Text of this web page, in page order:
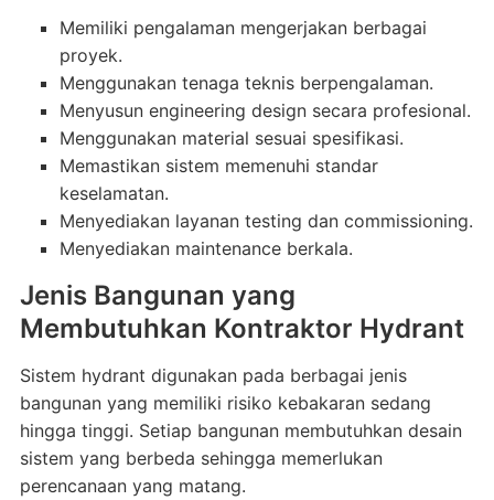
Memiliki pengalaman mengerjakan berbagai
proyek.
Menggunakan tenaga teknis berpengalaman.
Menyusun engineering design secara profesional.
Menggunakan material sesuai spesifikasi.
Memastikan sistem memenuhi standar
keselamatan.
Menyediakan layanan testing dan commissioning.
Menyediakan maintenance berkala.
Jenis Bangunan yang
Membutuhkan Kontraktor Hydrant
Sistem hydrant digunakan pada berbagai jenis
bangunan yang memiliki risiko kebakaran sedang
hingga tinggi. Setiap bangunan membutuhkan desain
sistem yang berbeda sehingga memerlukan
perencanaan yang matang.